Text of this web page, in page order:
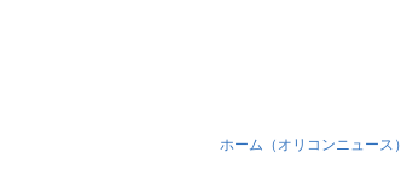
ホーム（オリコンニュース）